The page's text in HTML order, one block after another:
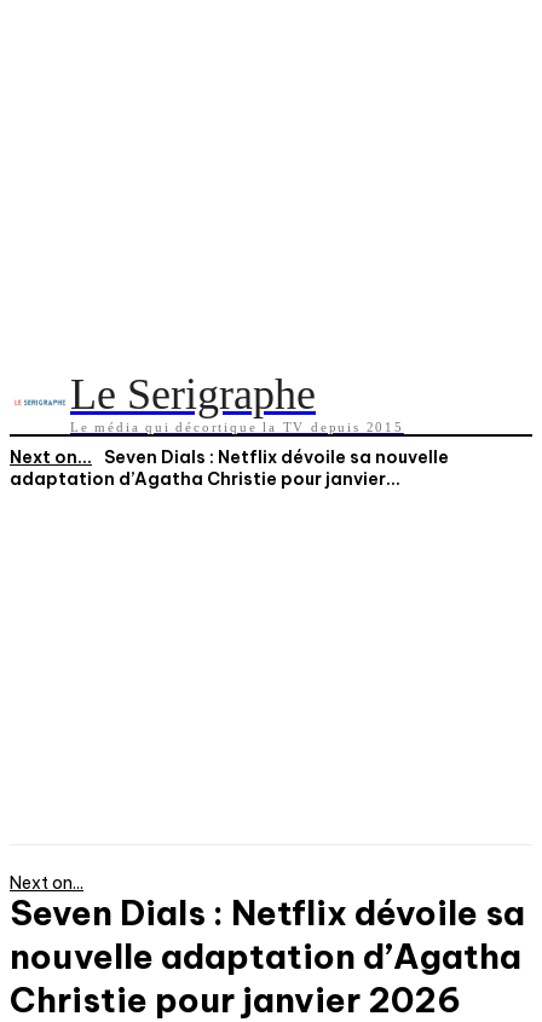
Le Serigraphe
Le média qui décortique la TV depuis 2015
Next on...
Seven Dials : Netflix dévoile sa nouvelle
adaptation d’Agatha Christie pour janvier...
Next on...
Seven Dials : Netflix dévoile sa
nouvelle adaptation d’Agatha
Christie pour janvier 2026